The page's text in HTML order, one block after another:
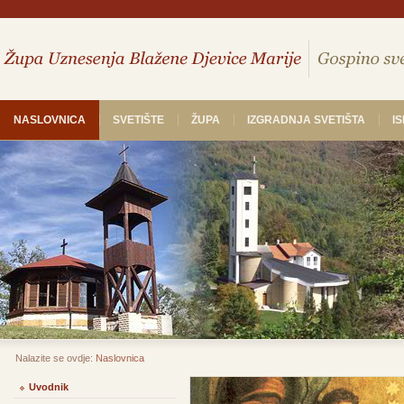
NASLOVNICA SVETIŠTE ŽUPA IZGRADNJA SVETIŠTA
Nalazite se ovdje: Naslovnica
Uvodnik